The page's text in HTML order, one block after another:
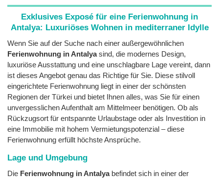
Exklusives Exposé für eine Ferienwohnung in
Antalya: Luxuriöses Wohnen in mediterraner Idylle
Wenn Sie auf der Suche nach einer außergewöhnlichen
Ferienwohnung in Antalyasind, die modernes Design,
luxuriöse Ausstattung und eine unschlagbare Lage vereint, dann
ist dieses Angebot genau das Richtige für Sie. Diese stilvoll
eingerichtete Ferienwohnung liegt in einer der schönsten
Regionen der Türkei und bietet Ihnen alles, was Sie für einen
unvergesslichen Aufenthalt am Mittelmeer benötigen. Ob als
Rückzugsort für entspannte Urlaubstage oder als Investition in
eine Immobilie mit hohem Vermietungspotenzial – diese
Ferienwohnung erfüllt höchste Ansprüche.
Lage und Umgebung
Die Ferienwohnung in Antalyabefindet sich in einer der